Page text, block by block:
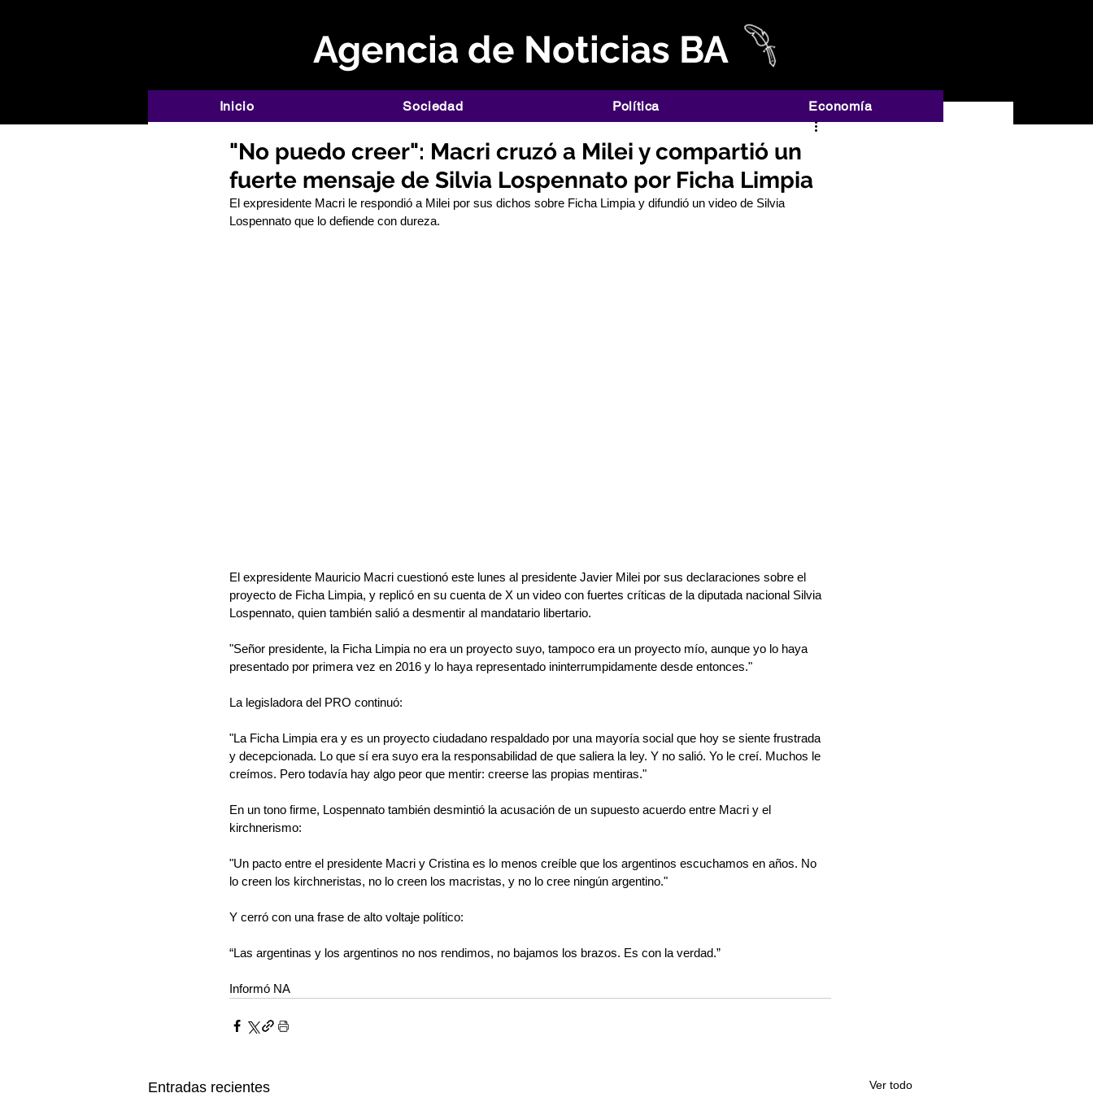
Agencia de Noticias BA
Inicio Sociedad Política Economía
"No puedo creer": Macri cruzó a Milei y compartió un
fuerte mensaje de Silvia Lospennato por Ficha Limpia
El expresidente Macri le respondió a Milei por sus dichos sobre Ficha Limpia y difundió un video de Silvia
Lospennato que lo defiende con dureza.
El expresidente Mauricio Macri cuestionó este lunes al presidente Javier Milei por sus declaraciones sobre el
proyecto de Ficha Limpia, y replicó en su cuenta de X un video con fuertes críticas de la diputada nacional Silvia
Lospennato, quien también salió a desmentir al mandatario libertario.
"Señor presidente, la Ficha Limpia no era un proyecto suyo, tampoco era un proyecto mío, aunque yo lo haya
presentado por primera vez en 2016 y lo haya representado ininterrumpidamente desde entonces."
La legisladora del PRO continuó:
"La Ficha Limpia era y es un proyecto ciudadano respaldado por una mayoría social que hoy se siente frustrada
y decepcionada. Lo que sí era suyo era la responsabilidad de que saliera la ley. Y no salió. Yo le creí. Muchos le
creímos. Pero todavía hay algo peor que mentir: creerse las propias mentiras."
En un tono firme, Lospennato también desmintió la acusación de un supuesto acuerdo entre Macri y el
kirchnerismo:
"Un pacto entre el presidente Macri y Cristina es lo menos creíble que los argentinos escuchamos en años. No
lo creen los kirchneristas, no lo creen los macristas, y no lo cree ningún argentino."
Y cerró con una frase de alto voltaje político:
“Las argentinas y los argentinos no nos rendimos, no bajamos los brazos. Es con la verdad.”
Informó NA
Entradas recientes Ver todo